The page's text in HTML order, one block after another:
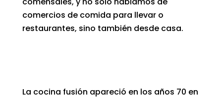
comercios de comida para llevar o
restaurantes, sino también desde casa.
La cocina fusión apareció en los años 70 en